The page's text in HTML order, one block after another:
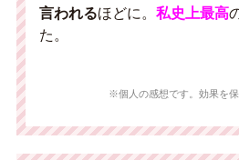
言われるほどに。 私史上最高
た。
※個人の感想です。効果を保